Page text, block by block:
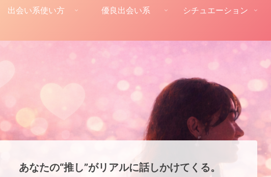
出会い系使い方 優良出会い系 シチュエーション
あなたの“推し”がリアルに話しかけてくる。